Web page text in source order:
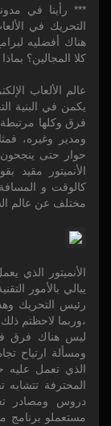
*** رأينا في
التحريك في
هناك أفضليه
كلا المجالين؟
عالم الألعاب
يكمن في البنية
فرق وكلها
ومدير وغيره،
حوار حتى
الأنميتور مقيد
كالوقت و
مختلف عن عالم
الأنميتور الذي
يبالي بالأمور
رئيس التحريك
،وربما لاحظتم
ليس هناك فرق
ومسألة ارتياح
الذي تعمل عليه
المحترفة تتشابه
دروس ومصادر
مستعملو برنامج